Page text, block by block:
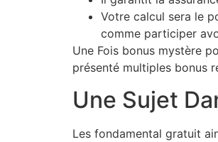
Votre calcul sera le
comme participer
Une Fois bonus mystère
présenté multiples bonus
Une Sujet
Les fondamental gratuit